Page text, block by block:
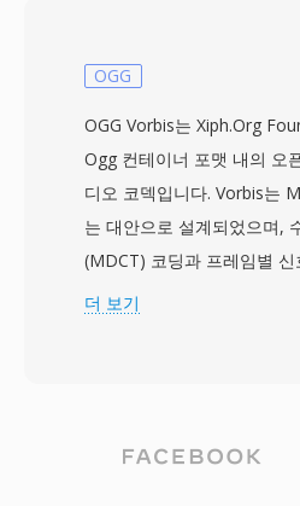
딩 단계가 없으므로 녹음은
니다 — 이는 매우 중요한 특
행 유틸리티는 FAP의 읽기/
시 PARIS 세션을 현대 포맷
근하기 쉬운 도구입니다. 틈
FAP는 견실한 엔지니어링을
최소화되고 결정적이어서 청
시 PCM 도구와의 간편한 상
OGG
OGG Vorbis는 Xiph.Org
Ogg 컨테이너 포맷 내의 오
디오 코덱입니다. Vorbis는
는 대안으로 설계되었으며,
(MDCT) 코딩과 프레임별
는 가변 비트레이트 인코딩
널을 지원하여 모노 음성부
더 보기